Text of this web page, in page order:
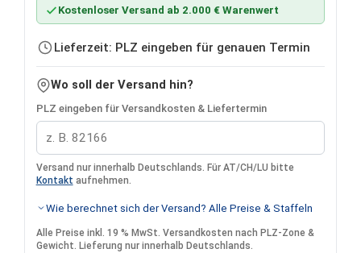
Kostenloser Versand ab 2.000 € Warenwert
Lieferzeit: PLZ eingeben für genauen Termin
Wo soll der Versand hin?
PLZ eingeben für Versandkosten & Liefertermin
Versand nur innerhalb Deutschlands. Für AT/CH/LU bitte
Kontakt aufnehmen.
Wie berechnet sich der Versand? Alle Preise & Staffeln
Alle Preise inkl. 19 % MwSt. Versandkosten nach PLZ-Zone &
Gewicht. Lieferung nur innerhalb Deutschlands.